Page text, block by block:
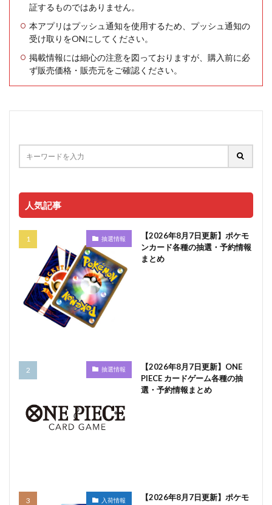
証するものではありません。
本アプリはプッシュ通知を使用するため、プッシュ通知の
受け取りをONにしてください。
掲載情報には細心の注意を図っておりますが、購入前に必
ず販売価格・販売元をご確認ください。
人気記事
抽選情報
【2026年8月7日更新】ポケモ
ンカード各種の抽選・予約情報
まとめ
抽選情報
【2026年8月7日更新】ONE
PIECE カードゲーム各種の抽
選・予約情報まとめ
入荷情報
【2026年8月7日更新】ポケモ